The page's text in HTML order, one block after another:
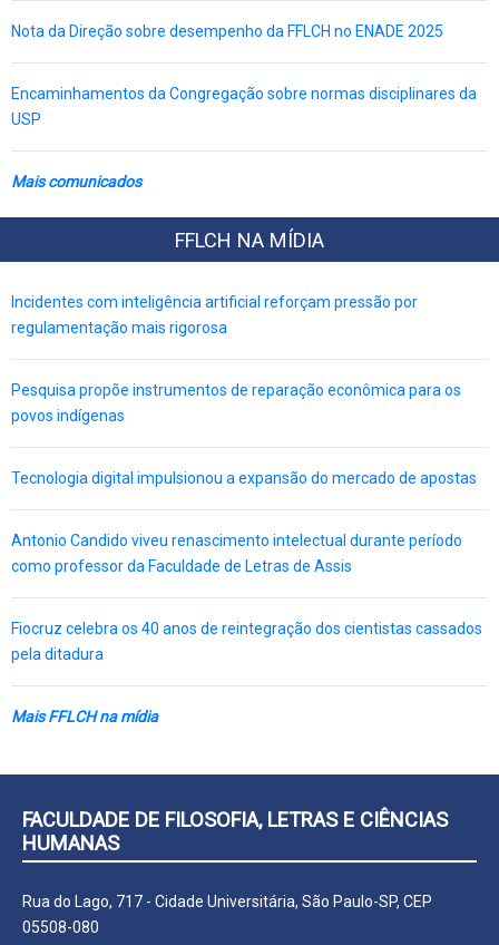
Nota da Direção sobre desempenho da FFLCH no ENADE 2025
Encaminhamentos da Congregação sobre normas disciplinares da
USP
Mais comunicados
FFLCH NA MÍDIA
Incidentes com inteligência artificial reforçam pressão por
regulamentação mais rigorosa
Pesquisa propõe instrumentos de reparação econômica para os
povos indígenas
Tecnologia digital impulsionou a expansão do mercado de apostas
Antonio Candido viveu renascimento intelectual durante período
como professor da Faculdade de Letras de Assis
Fiocruz celebra os 40 anos de reintegração dos cientistas cassados
pela ditadura
Mais FFLCH na mídia
FACULDADE DE FILOSOFIA, LETRAS E CIÊNCIAS
HUMANAS
Rua do Lago, 717 - Cidade Universitária, São Paulo-SP, CEP
05508-080